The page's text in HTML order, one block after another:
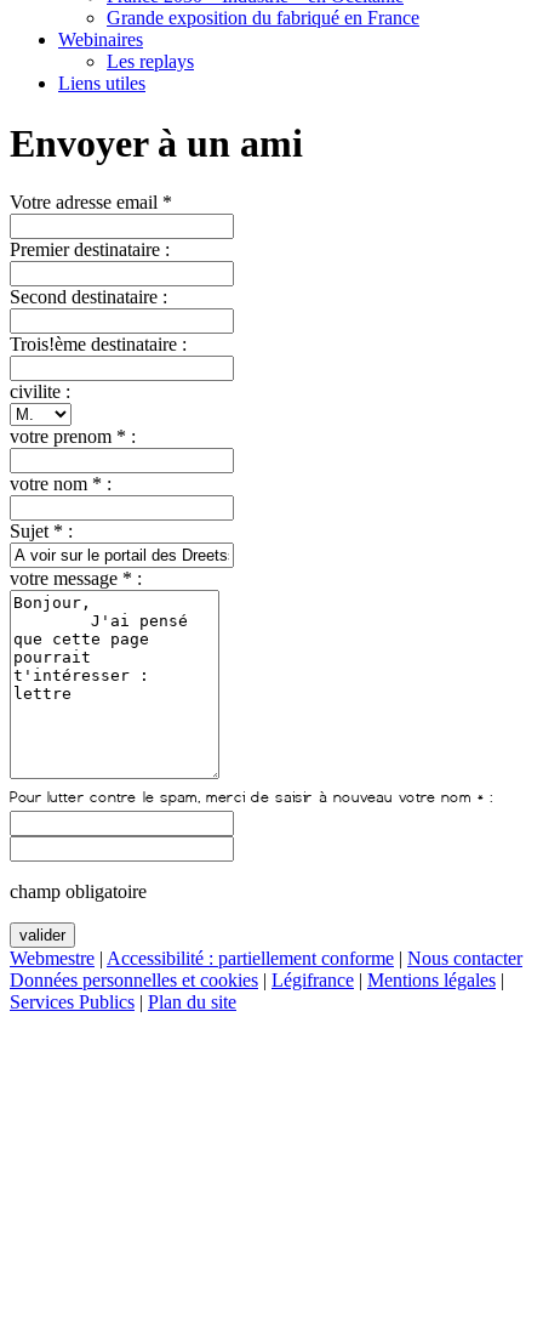
Grande exposition du fabriqué en France
Webinaires
Les replays
Liens utiles
Envoyer à un ami
Votre adresse email *
Premier destinataire :
Second destinataire :
Trois!ème destinataire :
civilite :
votre prenom * :
votre nom * :
Sujet * :
votre message * :
champ obligatoire
Webmestre | Accessibilité : partiellement conforme | Nous contacter
Données personnelles et cookies | Légifrance | Mentions légales |
Services Publics | Plan du site